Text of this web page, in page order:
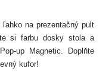
na prezentačný pult
si farbu dosky stola a
up Magnetic. Doplňte
kufor!